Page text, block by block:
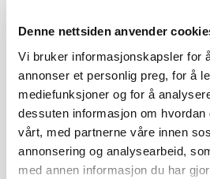
Denne nettsiden anvender
Vi bruker informasjonskapsler for
annonser et personlig preg, for å
mediefunksjoner og for å
dessuten informasjon om
vårt, med partnerne våre innen
annonsering og analysearbeid,
med annen informasjon du har
Lignende produkter
Andre produkter som kan interessere
Se alle i Slire kniver / Kniver